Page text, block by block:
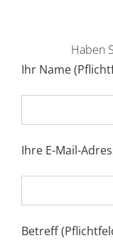
Haben
Ihr Name
Ihre E-Mail-
Betreff